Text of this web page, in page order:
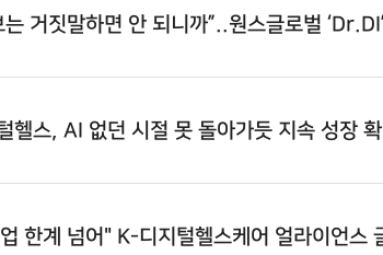
는 거짓말하면 안 되니까”..원스글로벌
헬스, AI 없던 시절 못 돌아가듯 지속 성장
한계 넘어" K-디지털헬스케어 얼라이언스